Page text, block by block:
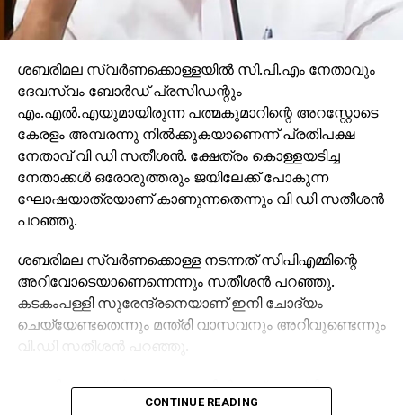
ശബരിമല സ്വര്‍ണക്കൊള്ളയില്‍ സി.പി.എം നേതാവും
ദേവസ്വം ബോര്‍ഡ് പ്രസിഡന്റും
എം.എല്‍.എയുമായിരുന്ന പത്മകുമാറിന്റെ അറസ്റ്റോടെ
കേരളം അമ്പരന്നു നില്‍ക്കുകയാണെന്ന് പ്രതിപക്ഷ
നേതാവ് വി ഡി സതീശന്‍. ക്ഷേത്രം കൊള്ളയടിച്ച
നേതാക്കള്‍ ഒരോരുത്തരും ജയിലേക്ക് പോകുന്ന
ഘോഷയാത്രയാണ് കാണുന്നതെന്നും വി ഡി സതീശന്‍
പറഞ്ഞു.
ശബരിമല സ്വര്‍ണക്കൊള്ള നടന്നത് സിപിഎമ്മിന്റെ
അറിവോടെയാണെന്നെന്നും സതീശന്‍ പറഞ്ഞു.
കടകംപള്ളി സുരേന്ദ്രനെയാണ് ഇനി ചോദ്യം
ചെയ്യേണ്ടതെന്നും മന്ത്രി വാസവനും അറിവുണ്ടെന്നും
വി.ഡി സതീശന്‍ പറഞ്ഞു.
ശബരിമല സ്വര്‍ണക്കൊള്ളയില്‍ മുഖ്യമന്ത്രി
പിണറായി വിജയന്‍ എന്തുകൊണ്ട് മൗനം പാലിക്കുന്നു.
CONTINUE READING